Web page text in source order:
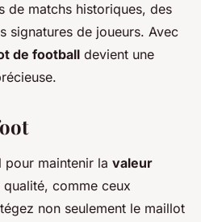
de matchs historiques, des
signatures de joueurs. Avec
de football devient une
pour maintenir la valeur
comme ceux
non seulement le maillot